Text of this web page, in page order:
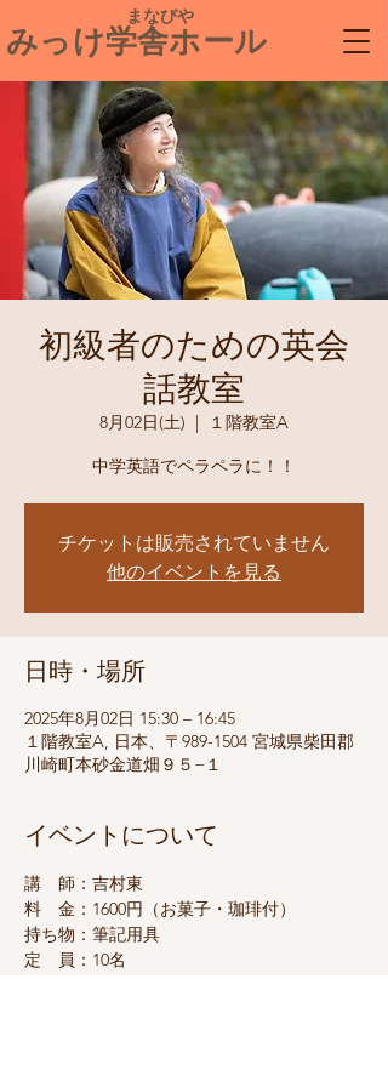
​ まなびや
みっけ学舎ホール
初級者のための英会
話教室
8月02日(土)
  |
１階教室A
中学英語でペラペラに！！
チケットは販売されていません
他のイベントを見る
日時・場所
2025年8月02日 15:30 – 16:45
１階教室A, 日本、〒989-1504 宮城県柴田郡
川崎町本砂金道畑９５−１
イベントについて
講　師：吉村東
料　金：1600円（お菓子・珈琲付）
持ち物：筆記用具
定　員：10名